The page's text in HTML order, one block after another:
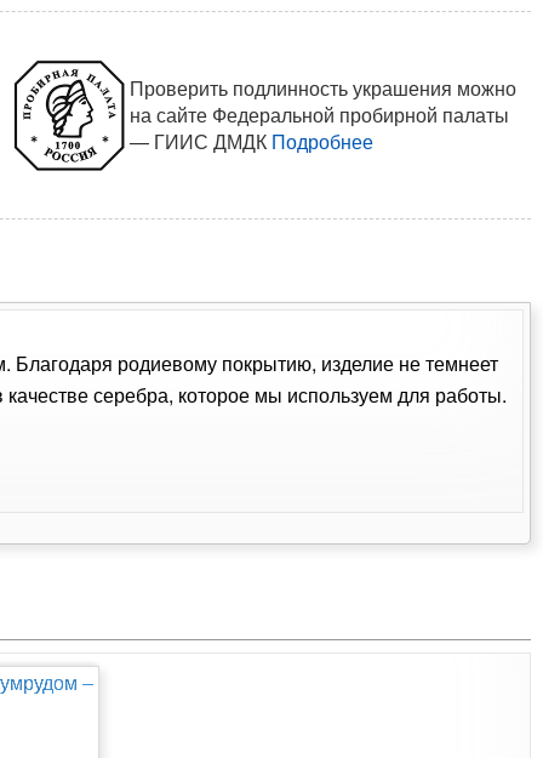
Проверить подлинность украшения можно
на сайте Федеральной пробирной палаты
— ГИИС ДМДК Подробнее
Благодаря родиевому покрытию, изделие не темнеет
серебра, которое мы используем для работы.